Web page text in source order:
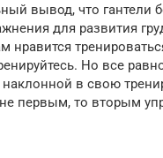
вывод, что гантели
для развития
нравится
Но все
наклонной в свою
первым, то вторым